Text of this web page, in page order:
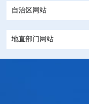
自治区网站
地直部门网站